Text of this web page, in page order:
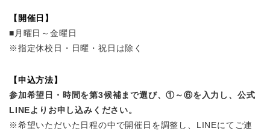
【開催日】
■月曜日～金曜日
※指定休校日・日曜・祝日は除く
【申込方法】
参加希望日・時間を第3候補まで選び、①～⑥を入力し、公式
LINEよりお申し込みください。
※希望いただいた日程の中で開催日を調整し、LINEにてご連